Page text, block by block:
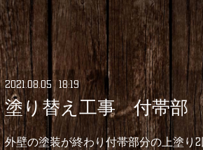
2021.08.05 18:19
塗り替え工事 付帯部
外壁の塗装が終わり付帯部分の上塗り2